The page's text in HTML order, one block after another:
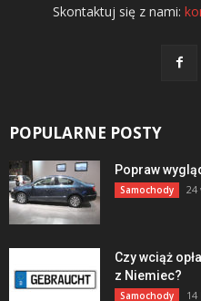
Skontaktuj się z nami:
POPULARNE POSTY
Popraw
Samochody 24
Czy wciąż
z Niemiec?
Samochody 14